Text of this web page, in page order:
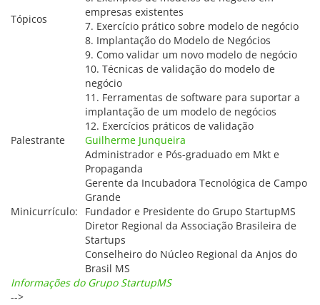
Tópicos
empresas existentes
7. Exercício prático sobre modelo de negócio
8. Implantação do Modelo de Negócios
9. Como validar um novo modelo de negócio
10. Técnicas de validação do modelo de
negócio
11. Ferramentas de software para suportar a
implantação de um modelo de negócios
12. Exercícios práticos de validação
Palestrante
Guilherme Junqueira
Minicurrículo:
Administrador e Pós-graduado em Mkt e
Propaganda
Gerente da Incubadora Tecnológica de Campo
Grande
Fundador e Presidente do Grupo StartupMS
Diretor Regional da Associação Brasileira de
Startups
Conselheiro do Núcleo Regional da Anjos do
Brasil MS
Informações do Grupo StartupMS
-->